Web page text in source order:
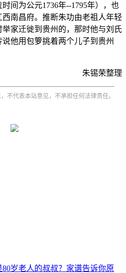
间为公元1736年--1795年），也
南昌府。推断朱功由老祖人年轻
家迁徙到贵州的，那时他与刘氏
他用包箩挑着两个儿子到贵州
朱锡荣整理
不代表本站意见，不承担任何法律责任。
80岁老人的叔叔？家谱告诉你原